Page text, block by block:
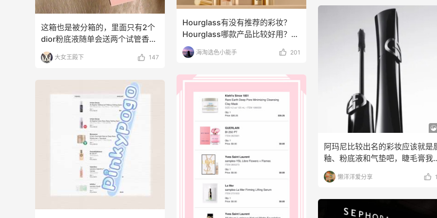
这箱也是被分箱的，里面只有2个
dior粉底液随单会送两个试管香
水，都不错，阿玛尼
大女王殿下 147
Hourglass有没有推荐的彩妆？
Hourglass哪款产品比较好用？
Hour
海淘选色小能手 201
阿玛尼比较出名的彩妆应该就是
釉、粉底液和气垫吧，睫毛膏我
没怎么用过。最近刷到
懒洋洋爱分享